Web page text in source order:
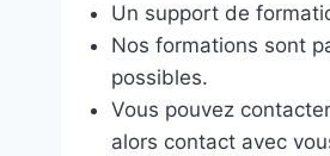
Un support de
Nos formations sont
possibles.
Vous pouvez
alors contact avec